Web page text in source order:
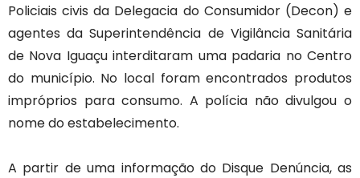
Policiais civis da Delegacia do Consumidor (Decon) e
agentes da Superintendência de Vigilância Sanitária
de Nova Iguaçu interditaram uma padaria no Centro
do município. No local foram encontrados produtos
impróprios para consumo. A polícia não divulgou o
nome do estabelecimento.
A partir de uma informação do Disque Denúncia, as